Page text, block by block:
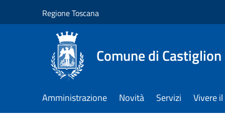
Regione Toscana
Comune di
Amministrazione Novità Servizi Vivere